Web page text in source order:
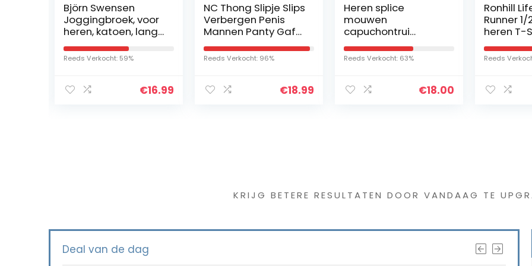
Björn Swensen
Joggingbroek, voor
heren, katoen, lange
sportbroek,
vrijetijdsbroek,
Reeds Verkocht: 59%
NC Thong Slipje Slips
Verbergen Penis
Mannen Panty Gaff
Cross Dressoir
Reeds Verkocht: 96%
Heren splice
mouwen
capuchontrui
katoen regular fit
basic sweatshirt
workerhoodie…
Reeds Verkocht: 63%
Ronhill Life Night
Runner 1/2 Zip Tee
heren T-Shirt (1-
Reeds Verkocht: 65%
KRIJG BETERE RESULTATEN DOOR VANDAAG TE
Deal van de dag